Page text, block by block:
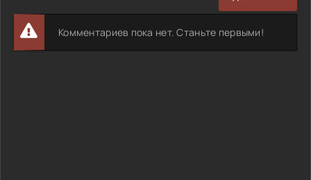
Комментариев пока нет. Станьте первыми!